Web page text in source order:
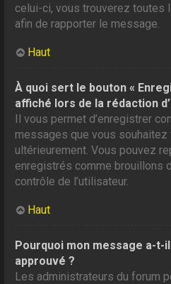
celui-ci, vous trouverez toutes
afin de rapporter le message.
Haut
À quoi sert le bouton «
affiché lors de la rédaction
Il vous permet d’enregistrer
messages que vous
ultérieurement. Vous pouvez
enregistrés comme brouillons
contrôle de l’utilisateur.
Haut
Pourquoi mon message a-t-
approuvé ?
Les administrateurs du forum